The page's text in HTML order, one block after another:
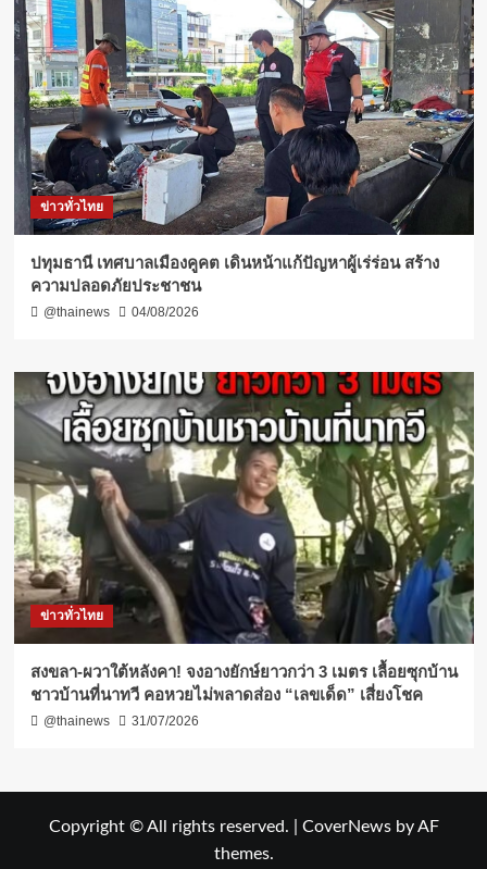
ข่าวทั่วไทย
ปทุมธานี เทศบาลเมืองคูคต เดินหน้าแก้ปัญหาผู้เร่ร่อน สร้าง
ความปลอดภัยประชาชน
@thainews 04/08/2026
ข่าวทั่วไทย
สงขลา-ผวาใต้หลังคา! จงอางยักษ์ยาวกว่า 3 เมตร เลื้อยซุกบ้าน
ชาวบ้านที่นาทวี คอหวยไม่พลาดส่อง “เลขเด็ด” เสี่ยงโชค
@thainews 31/07/2026
Copyright © All rights reserved. CoverNewsby AF
themes.